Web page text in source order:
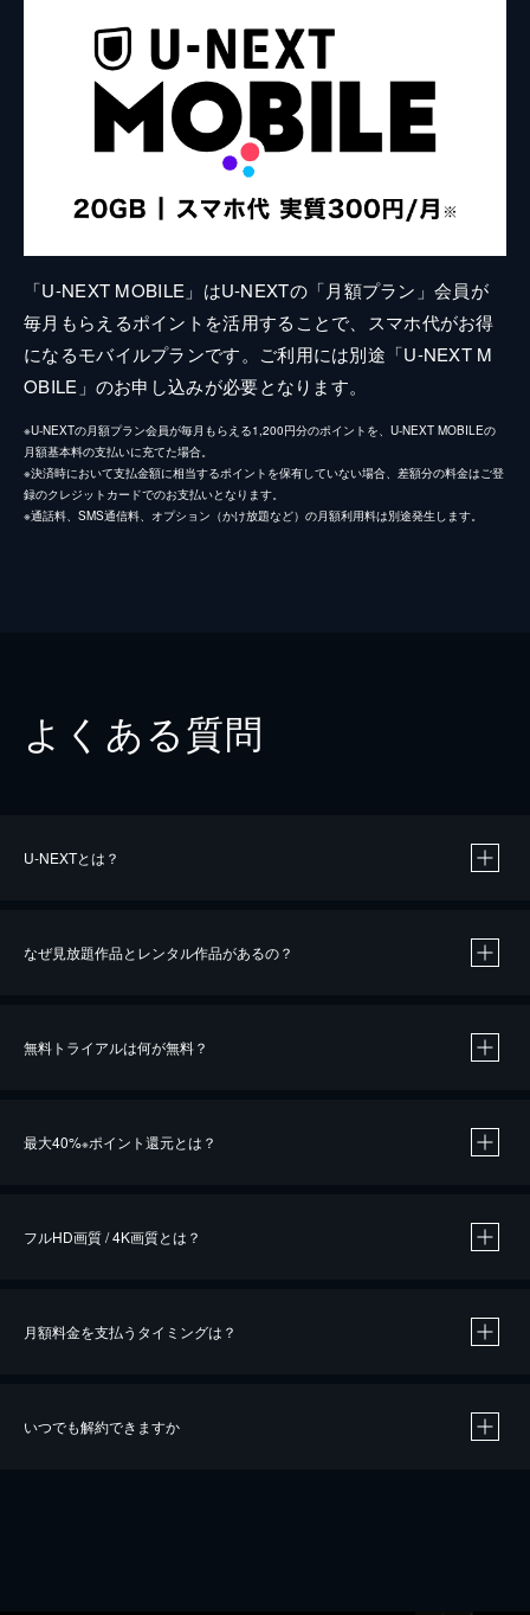
「U-NEXT MOBILE」はU-NEXTの「月額プラン」会員が
毎月もらえるポイントを活用することで、スマホ代がお得
になるモバイルプランです。ご利用には別途「U-NEXT M
OBILE」のお申し込みが必要となります。
※U-NEXTの月額プラン会員が毎月もらえる1,200円分のポイントを、U-NEXT MOBILEの
月額基本料の支払いに充てた場合。
※決済時において支払金額に相当するポイントを保有していない場合、差額分の料金はご登
録のクレジットカードでのお支払いとなります。
※通話料、SMS通信料、オプション（かけ放題など）の月額利用料は別途発生します。
よくある質問
U-NEXTとは？
なぜ見放題作品とレンタル作品があるの？
無料トライアルは何が無料？
最大40%※ポイント還元とは？
※40％ポイント還元の対象は、クレジットカード決済による作品の購入 / レンタルです。
iOSアプリのUコイン決済による作品の購入 / レンタルは、20％のポイント還元です。
フルHD画質 / 4K画質とは？
月額料金を支払うタイミングは？
いつでも解約できますか